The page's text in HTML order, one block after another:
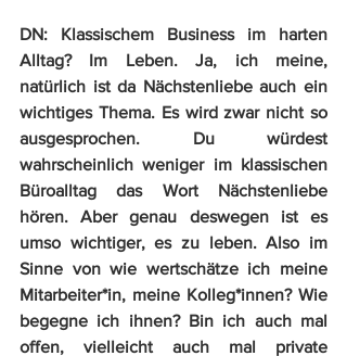
DN: Klassischem Business im harten
Alltag? Im Leben. Ja, ich meine,
natürlich ist da Nächstenliebe auch ein
wichtiges Thema. Es wird zwar nicht so
ausgesprochen. Du würdest
wahrscheinlich weniger im klassischen
Büroalltag das Wort Nächstenliebe
hören. Aber genau deswegen ist es
umso wichtiger, es zu leben. Also im
Sinne von wie wertschätze ich meine
Mitarbeiter*in, meine Kolleg*innen? Wie
begegne ich ihnen? Bin ich auch mal
offen, vielleicht auch mal private